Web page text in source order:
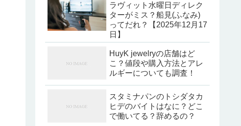
ラヴィット水曜日ディレク
ターがミス？船見(ふなみ)
ってだれ？【2025年12月17
日】
HuyK jewelryの店舗はど
こ？値段や購入方法とアレ
ルギーについても調査！
スタミナパンのトシダタカ
ヒデのバイトはなに？どこ
で働いてる？辞めるの？